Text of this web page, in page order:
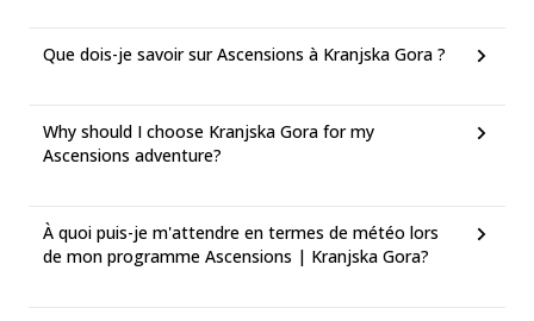
Que dois-je savoir sur Ascensions à Kranjska Gora ?
Why should I choose Kranjska Gora for my
Ascensions adventure?
À quoi puis-je m'attendre en termes de météo lors
de mon programme Ascensions | Kranjska Gora?